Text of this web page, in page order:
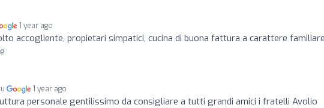
1 year ago
accogliente, propietari simpatici, cucina di buona fattura a carattere
1 year ago
personale gentilissimo da consigliare a tutti grandi amici i fratelli Avolio